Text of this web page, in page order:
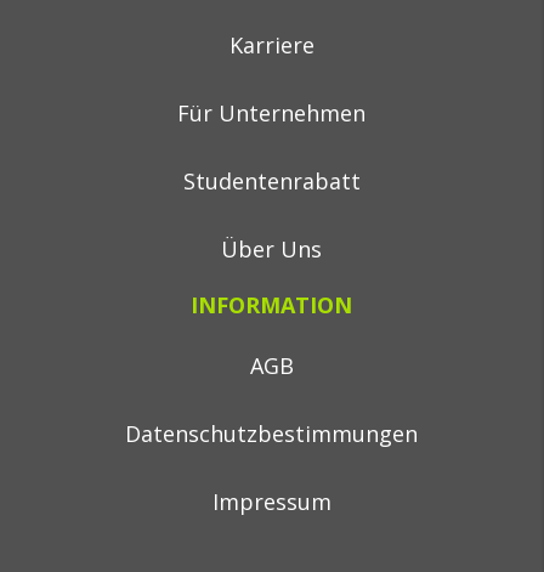
Karriere
Für Unternehmen
Studentenrabatt
Über Uns
INFORMATION
AGB
Datenschutzbestimmungen
Impressum